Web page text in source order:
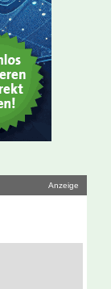
Anzeige